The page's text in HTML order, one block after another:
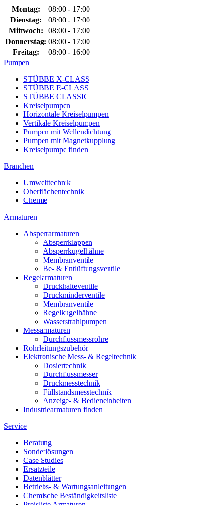
Montag:
08:00 - 17:00
Dienstag:
08:00 - 17:00
Mittwoch:
08:00 - 17:00
Donnerstag: 08:00 - 17:00
Freitag:
08:00 - 16:00
Pumpen
STÜBBE X-CLASS
STÜBBE E-CLASS
STÜBBE CLASSIC
Kreiselpumpen
Horizontale Kreiselpumpen
Vertikale Kreiselpumpen
Pumpen mit Wellendichtung
Pumpen mit Magnetkupplung
Kreiselpumpe finden
Branchen
Umwelttechnik
Oberflächentechnik
Chemie
Armaturen
Absperrarmaturen
Absperrklappen
Absperrkugelhähne
Membranventile
Be- & Entlüftungsventile
Regelarmaturen
Druckhalteventile
Druckminderventile
Membranventile
Regelkugelhähne
Wasserstrahlpumpen
Messarmaturen
Durchflussmessrohre
Rohrleitungszubehör
Elektronische Mess- & Regeltechnik
Dosiertechnik
Durchflussmesser
Druckmesstechnik
Füllstandsmesstechnik
Anzeige- & Bedieneinheiten
Industriearmaturen finden
Service
Beratung
Sonderlösungen
Case Studies
Ersatzteile
Datenblätter
Betriebs- & Wartungsanleitungen
Chemische Beständigkeitsliste